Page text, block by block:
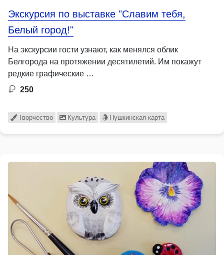
Экскурсия по выставке "Славим тебя,
Белый город!"
На экскурсии гости узнают, как менялся облик
Белгорода на протяжении десятилетий. Им покажут
редкие графические …
250
Творчество Культура Пушкинская карта